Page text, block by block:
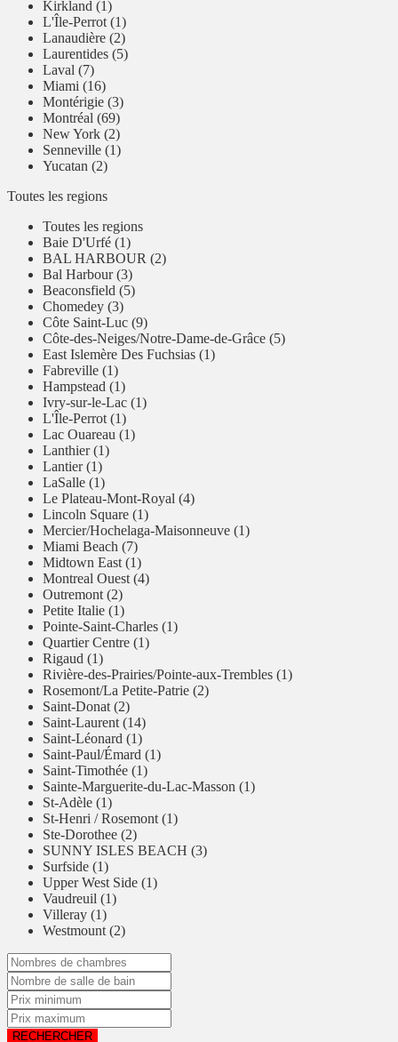
Kirkland (1)
L'Île-Perrot (1)
Lanaudière (2)
Laurentides (5)
Laval (7)
Miami (16)
Montérigie (3)
Montréal (69)
New York (2)
Senneville (1)
Yucatan (2)
Toutes les regions
Toutes les regions
Baie D'Urfé (1)
BAL HARBOUR (2)
Bal Harbour (3)
Beaconsfield (5)
Chomedey (3)
Côte Saint-Luc (9)
Côte-des-Neiges/Notre-Dame-de-Grâce (5)
East Islemère Des Fuchsias (1)
Fabreville (1)
Hampstead (1)
Ivry-sur-le-Lac (1)
L'Île-Perrot (1)
Lac Ouareau (1)
Lanthier (1)
Lantier (1)
LaSalle (1)
Le Plateau-Mont-Royal (4)
Lincoln Square (1)
Mercier/Hochelaga-Maisonneuve (1)
Miami Beach (7)
Midtown East (1)
Montreal Ouest (4)
Outremont (2)
Petite Italie (1)
Pointe-Saint-Charles (1)
Quartier Centre (1)
Rigaud (1)
Rivière-des-Prairies/Pointe-aux-Trembles (1)
Rosemont/La Petite-Patrie (2)
Saint-Donat (2)
Saint-Laurent (14)
Saint-Léonard (1)
Saint-Paul/Émard (1)
Saint-Timothée (1)
Sainte-Marguerite-du-Lac-Masson (1)
St-Adèle (1)
St-Henri / Rosemont (1)
Ste-Dorothee (2)
SUNNY ISLES BEACH (3)
Surfside (1)
Upper West Side (1)
Vaudreuil (1)
Villeray (1)
Westmount (2)